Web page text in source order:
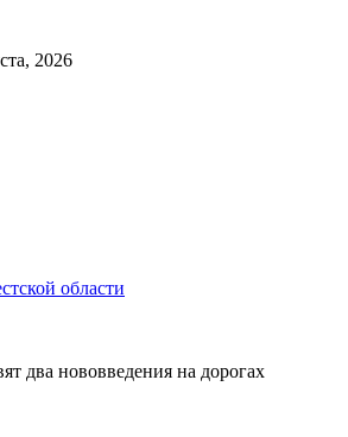
2026
области
два нововведения на дорогах